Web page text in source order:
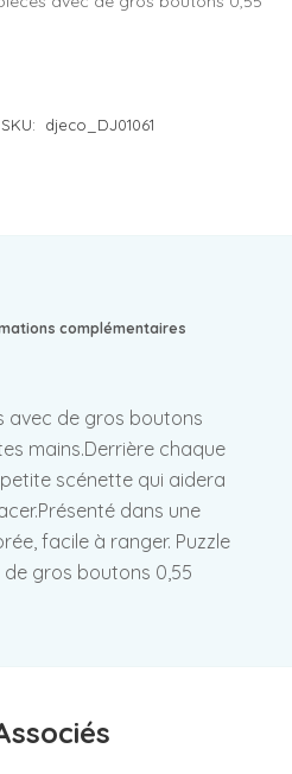
SKU: djeco_DJ01061
complémentaires
avec de gros boutons
mains.Derrière chaque
scénette qui aidera
dans une
facile à ranger. Puzzle
gros boutons 0,55